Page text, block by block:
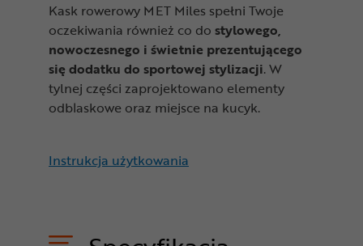
Kask rowerowy MET Miles spełni Twoje
oczekiwania również co do stylowego,
nowoczesnego i świetnie prezentującego
się dodatku do sportowej stylizacji. W
tylnej części zaprojektowano elementy
odblaskowe oraz miejsce na kucyk.
Instrukcja użytkowania